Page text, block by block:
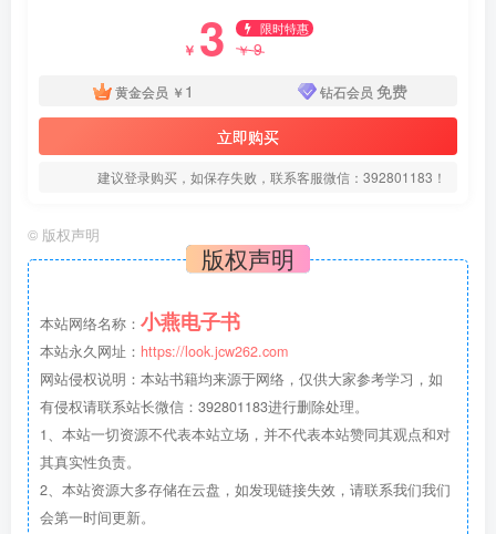
￥ 3 限时特惠
￥9
黄金会员 ￥ 1 钻石会员 免费
立即购买
建议登录购买，如保存失败，联系客服微信：392801183！
© 版权声明
版权声明
本站网络名称： 小燕电子书
本站永久网址： https://look.jcw262.com
网站侵权说明：本站书籍均来源于网络，仅供大家参考学习，如
有侵权请联系站长微信：392801183进行删除处理。
1、本站一切资源不代表本站立场，并不代表本站赞同其观点和对
其真实性负责。
2、本站资源大多存储在云盘，如发现链接失效，请联系我们我们
会第一时间更新。